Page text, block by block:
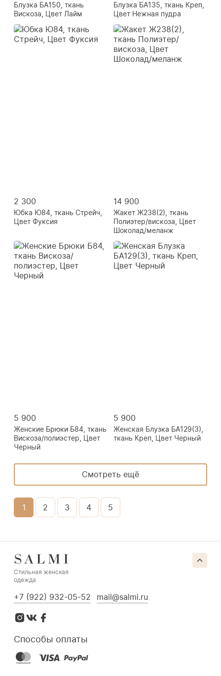
Блузка БА150, ткань
Вискоза, Цвет Лайм
Блузка БА135, ткань Креп,
Цвет Нежная пудра
2 300
Юбка Ю84, ткань Стрейч,
Цвет Фуксия
14 900
Жакет Ж238(2), ткань
Полиэтер/вискоза, Цвет
Шоколад/меланж
5 900
Женские Брюки Б84, ткань
Вискоза/полиэстер, Цвет
Черный
5 900
Женская Блузка БА129(3),
ткань Креп, Цвет Черный
Смотреть ещё
1 2 3 4 5
Стильная женская
одежда
+7 (922) 932-05-52 mail@salmi.ru
Способы оплаты